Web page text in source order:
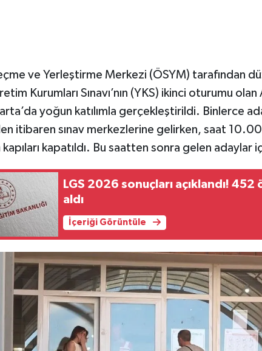
ve Yerleştirme Merkezi (ÖSYM) tarafından
Kurumları Sınavı’nın (YKS) ikinci oturumu
yoğun katılımla gerçekleştirildi. Binlerce
itibaren sınav merkezlerine gelirken, saat 10.00
kapıları kapatıldı. Bu saatten sonra gelen adaylar
LGS 2026 sonuçları açıklandı!
aldı
İçeriği Görüntüle